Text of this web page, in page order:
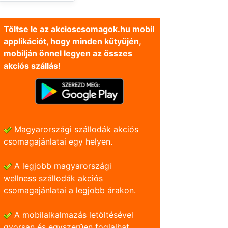
Töltse le az akcioscsomagok.hu mobil
applikációt, hogy minden kütyüjén,
mobilján önnel legyen az összes
akciós szállás!
Magyarországi szállodák akciós
csomagajánlatai egy helyen.
A legjobb magyarországi
wellness szállodák akciós
csomagajánlatai a legjobb árakon.
A mobilalkalmazás letöltésével